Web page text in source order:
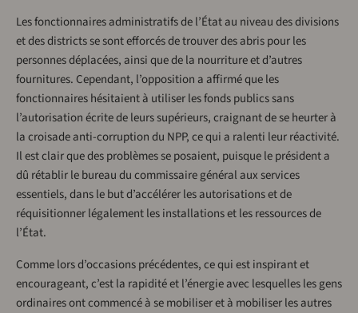
Les fonctionnaires administratifs de l’État au niveau des divisions
et des districts se sont efforcés de trouver des abris pour les
personnes déplacées, ainsi que de la nourriture et d’autres
fournitures. Cependant, l’opposition a affirmé que les
fonctionnaires hésitaient à utiliser les fonds publics sans
l’autorisation écrite de leurs supérieurs, craignant de se heurter à
la croisade anti-corruption du NPP, ce qui a ralenti leur réactivité.
Il est clair que des problèmes se posaient, puisque le président a
dû rétablir le bureau du commissaire général aux services
essentiels, dans le but d’accélérer les autorisations et de
réquisitionner légalement les installations et les ressources de
l’État.
Comme lors d’occasions précédentes, ce qui est inspirant et
encourageant, c’est la rapidité et l’énergie avec lesquelles les gens
ordinaires ont commencé à se mobiliser et à mobiliser les autres